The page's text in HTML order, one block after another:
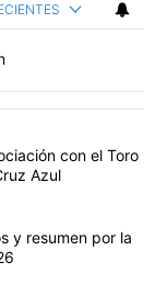
en los
detalle clave
con el Toro
Azul